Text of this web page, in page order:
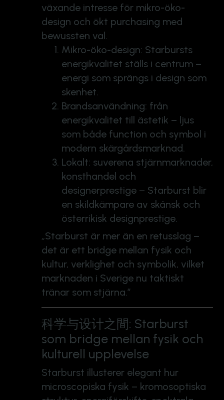
växande intresse för mikro-öko-
design och ökt purchasing med
bewussten val.
Mikro-öko-design: Starbursts
energikvalitet ställs i centrum –
energi som sprängs i design som
skenhet.
Brandsanvändning: från
energikvalitet till ästetik – ljus
som både function och symbol i
modern skärgårdsmarknad.
Lokalt: suverena stjärnmarknader,
konsthandel och
designerprestige – Starburst blir
en skildkämpare av skånsk och
österrikisk designprestige.
„Starburst är mer än en retusslag –
det är ett bridge mellan fysik och
kultur, verklighet och symbolik, vilket
marknaden i Sverige nu taktiskt
tränar som stjärna.”
科学与设计之間: Starburst
som bridge mellan fysik och
kulturell upplevelse
Starburst illusterer elegant hur
microscopiska fysik – kromosoptiska